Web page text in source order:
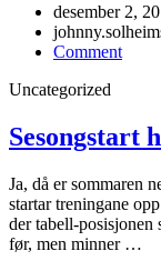
desember 2,
Commenton
Uncategorized
Sesongstart
Ja, då er sommaren
startar treningane
der tabell-posisjonen
før, men minner …